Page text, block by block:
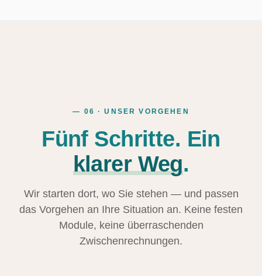
— 06 · UNSER VORGEHEN
Fünf Schritte. Ein
klarer Weg.
Wir starten dort, wo Sie stehen — und passen
das Vorgehen an Ihre Situation an. Keine festen
Module, keine überraschenden
Zwischenrechnungen.